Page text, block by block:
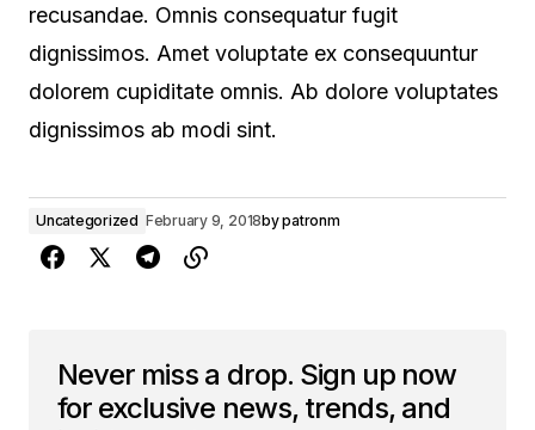
recusandae. Omnis consequatur fugit
dignissimos. Amet voluptate ex consequuntur
dolorem cupiditate omnis. Ab dolore voluptates
dignissimos ab modi sint.
Uncategorized February 9, 2018bypatronm
Never miss a drop. Sign up now
for exclusive news, trends, and